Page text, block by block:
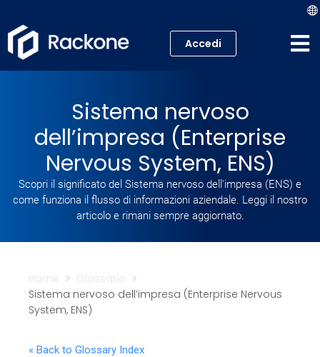
Server
Academy
Accedi
Sistema nervoso
dell’impresa (Enterprise
Nervous System, ENS)
Scopri il significato del Sistema nervoso dell'impresa (ENS) e
come funziona il flusso di informazioni aziendale. Leggi il nostro
articolo e rimani sempre aggiornato.
Home
Glossario
Sistema nervoso dell’impresa (Enterprise Nervous
System, ENS)
« Back to Glossary Index